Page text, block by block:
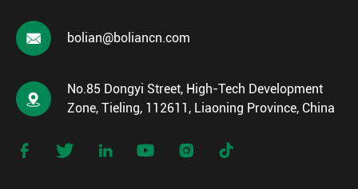
 bolian@boliancn.com

No.85 Dongyi Street, High-Tech Development
Zone, Tieling, 112611, Liaoning Province, China
     